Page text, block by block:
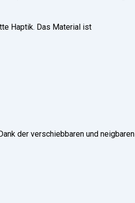
Haptik. Das Material ist
der verschiebbaren und neigbaren